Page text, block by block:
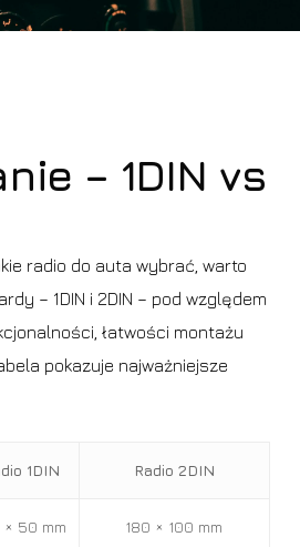
– 1DIN vs
radio do auta wybrać, warto
– 1DIN i 2DIN – pod względem
łatwości montażu
pokazuje najważniejsze
1DIN Radio 2DIN
× 50 mm 180 × 100 mm